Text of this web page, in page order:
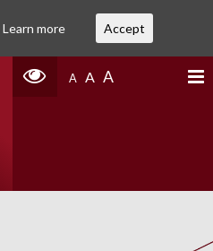
A A A
Learn more Accept